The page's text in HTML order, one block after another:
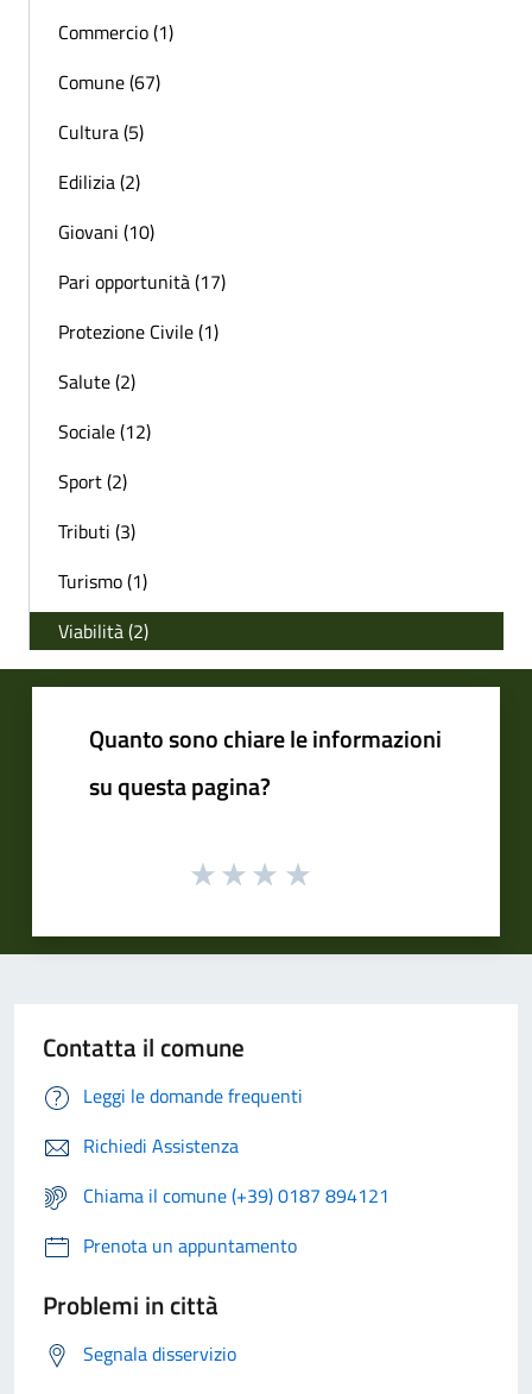
Commercio (1)
Comune (67)
Cultura (5)
Edilizia (2)
Giovani (10)
Pari opportunità (17)
Protezione Civile (1)
Salute (2)
Sociale (12)
Sport (2)
Tributi (3)
Turismo (1)
Viabilità (2)
Quanto sono chiare le informazioni
su questa pagina?
Contatta il comune
Leggi le domande frequenti
Richiedi Assistenza
Chiama il comune (+39) 0187 894121
Prenota un appuntamento
Problemi in città
Segnala disservizio